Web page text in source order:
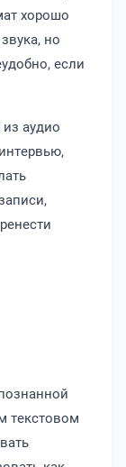
хорошо
но
если
из аудио
текстовом